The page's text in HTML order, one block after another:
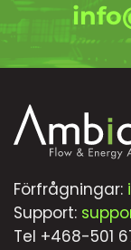
Förfrågningar:
Support:
Tel +468-501